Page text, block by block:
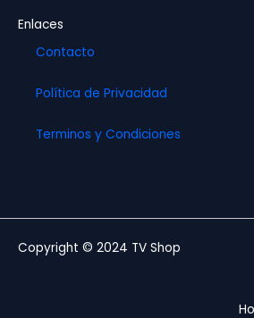
Enlaces
Contacto
Política de Privacidad
Terminos y Condiciones
Copyright © 2024 TV Shop